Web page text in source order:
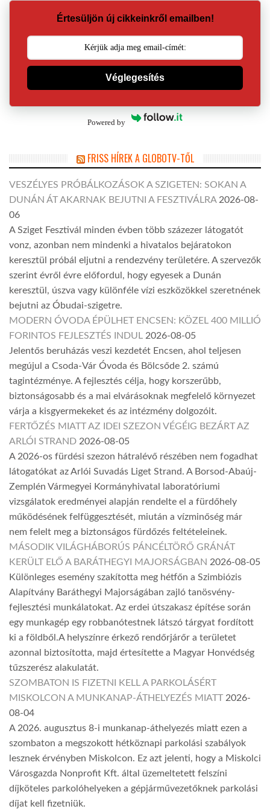
Értesüljön új cikkeinkről emailben!
Véglegesítés
Powered by
FRISS HÍREK A GLOBOTV-TŐL
VESZÉLYES PRÓBÁLKOZÁSOK A SZIGETEN: SOKAN A
DUNÁN ÁT AKARNAK BEJUTNI A FESZTIVÁLRA 2026-08-
06
A Sziget Fesztivál minden évben több százezer látogatót
vonz, azonban nem mindenki a hivatalos bejáratokon
keresztül próbál eljutni a rendezvény területére. A szervezők
szerint évről évre előfordul, hogy egyesek a Dunán
keresztül, úszva vagy különféle vízi eszközökkel szeretnének
bejutni az Óbudai-szigetre.
MODERN ÓVODA ÉPÜLHET ENCSEN: KÖZEL 400 MILLIÓ
FORINTOS FEJLESZTÉS INDUL 2026-08-05
Jelentős beruházás veszi kezdetét Encsen, ahol teljesen
megújul a Csoda-Vár Óvoda és Bölcsőde 2. számú
tagintézménye. A fejlesztés célja, hogy korszerűbb,
biztonságosabb és a mai elvárásoknak megfelelő környezet
várja a kisgyermekeket és az intézmény dolgozóit.
FERTŐZÉS MIATT AZ IDEI SZEZON VÉGÉIG BEZÁRT AZ
ARLÓI STRAND 2026-08-05
A 2026-os fürdési szezon hátralévő részében nem fogadhat
látogatókat az Arlói Suvadás Liget Strand. A Borsod-Abaúj-
Zemplén Vármegyei Kormányhivatal laboratóriumi
vizsgálatok eredményei alapján rendelte el a fürdőhely
működésének felfüggesztését, miután a vízminőség már
nem felelt meg a biztonságos fürdőzés feltételeinek.
MÁSODIK VILÁGHÁBORÚS PÁNCÉLTÖRŐ GRÁNÁT
KERÜLT ELŐ A BARÁTHEGYI MAJORSÁGBAN 2026-08-05
Különleges esemény szakította meg hétfőn a Szimbiózis
Alapítvány Baráthegyi Majorságában zajló tanösvény-
fejlesztési munkálatokat. Az erdei útszakasz építése során
egy munkagép egy robbanótestnek látszó tárgyat fordított
ki a földből.A helyszínre érkező rendőrjárőr a területet
azonnal biztosította, majd értesítette a Magyar Honvédség
tűzszerész alakulatát.
SZOMBATON IS FIZETNI KELL A PARKOLÁSÉRT
MISKOLCON A MUNKANAP-ÁTHELYEZÉS MIATT 2026-
08-04
A 2026. augusztus 8-i munkanap-áthelyezés miatt ezen a
szombaton a megszokott hétköznapi parkolási szabályok
lesznek érvényben Miskolcon. Ez azt jelenti, hogy a Miskolci
Városgazda Nonprofit Kft. által üzemeltetett felszíni
díjköteles parkolóhelyeken a gépjárművezetőknek parkolási
díjat kell fizetniük.